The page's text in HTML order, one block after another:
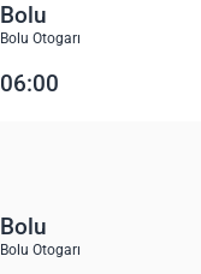
Bolu
Bolu Otogarı
06:00
Bolu
Bolu Otogarı